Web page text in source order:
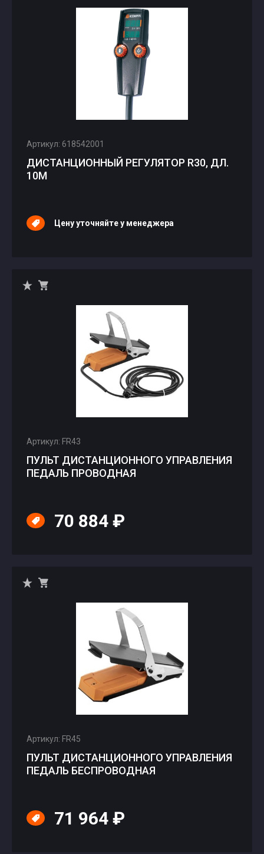
Артикул: 618542001
ДИСТАНЦИОННЫЙ РЕГУЛЯТОР R30, ДЛ.
10М
Цену уточняйте у менеджера
Артикул: FR43
ПУЛЬТ ДИСТАНЦИОННОГО УПРАВЛЕНИЯ
ПЕДАЛЬ ПРОВОДНАЯ
70 884 ₽
Артикул: FR45
ПУЛЬТ ДИСТАНЦИОННОГО УПРАВЛЕНИЯ
ПЕДАЛЬ БЕСПРОВОДНАЯ
71 964 ₽